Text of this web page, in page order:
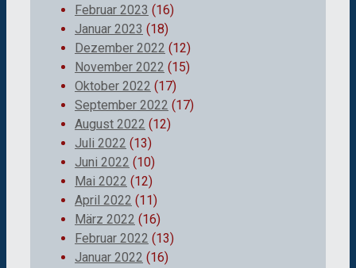
Februar 2023 (16)
Januar 2023 (18)
Dezember 2022 (12)
November 2022 (15)
Oktober 2022 (17)
September 2022 (17)
August 2022 (12)
Juli 2022 (13)
Juni 2022 (10)
Mai 2022 (12)
April 2022 (11)
März 2022 (16)
Februar 2022 (13)
Januar 2022 (16)